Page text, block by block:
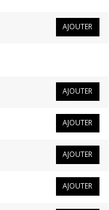
AJOUTER
AJOUTER
AJOUTER
AJOUTER
AJOUTER